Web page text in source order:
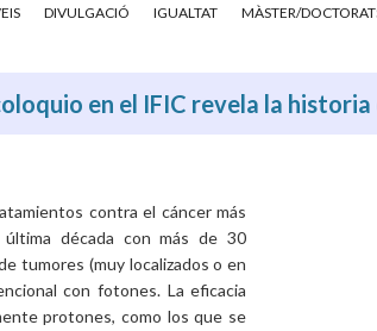
DIVULGACIÓ IGUALTAT MÀSTER/
en el IFIC revela la
contra el cáncer más
década con más de 30
tumores (muy localizados o en
con fotones. La eficacia
protones, como los que se